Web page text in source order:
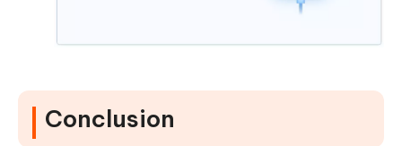
Conclusion